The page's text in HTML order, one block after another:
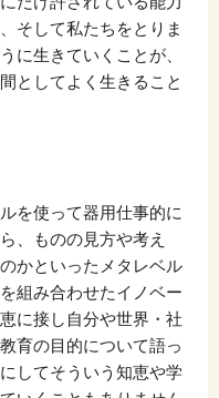
そして私たちをとりま
に生きていくことが、
としてよく生きること
を使って器用仕事的に
、ものの見方や考え
かといったメタレベル
組み合わせたイノベー
に接し自分や世界・社
育の目的について語っ
してそういう知恵や学